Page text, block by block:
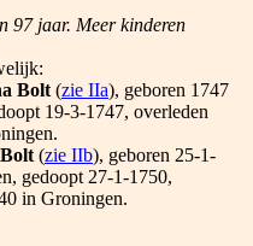
97 jaar. Meer kinderen
Bolt (zie IIa), geboren 1747
19-3-1747, overleden
(zie IIb), geboren 25-1-
gedoopt 27-1-1750,
in Groningen.